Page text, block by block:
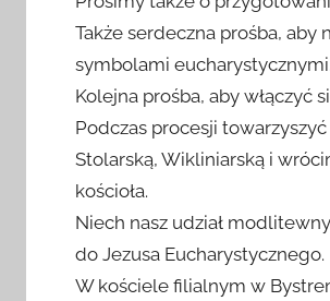
Prosimy także o
Także serdeczna prośba,
symbolami eucharystycznymi.
Kolejna prośba, aby włączyć
Podczas procesji
Stolarską, Wikliniarską i
Niech nasz udział
do Jezusa Eucharystycznego.